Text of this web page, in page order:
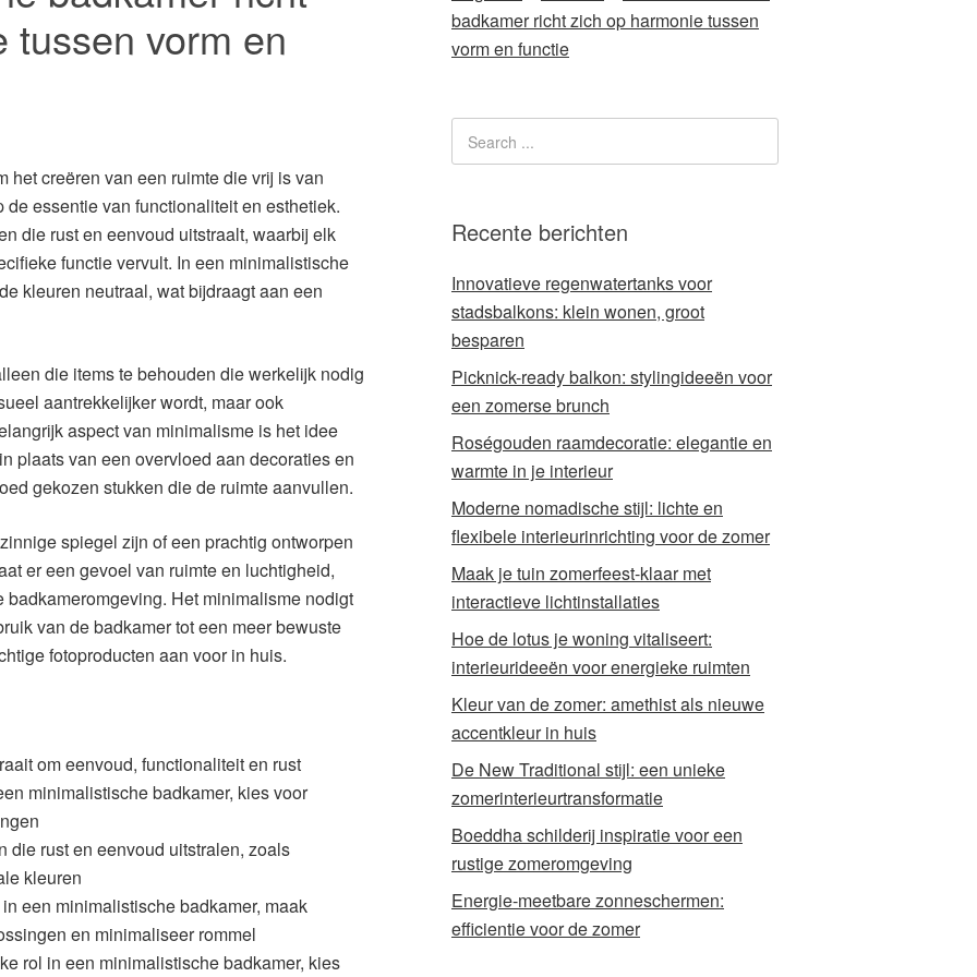
tussen vorm en
het creëren van een ruimte die vrij is van
essentie van functionaliteit en esthetiek.
die rust en eenvoud uitstraalt, waarbij elk
functie vervult. In een minimalistische
kleuren neutraal, wat bijdraagt aan een
die items te behouden die werkelijk nodig
aantrekkelijker wordt, maar ook
aspect van minimalisme is het idee
plaats van een overvloed aan decoraties en
gekozen stukken die de ruimte aanvullen.
spiegel zijn of een prachtig ontworpen
er een gevoel van ruimte en luchtigheid,
Het minimalisme nodigt
van de badkamer tot een meer bewuste
fotoproducten aan voor in huis.
om eenvoud, functionaliteit en rust
minimalistische badkamer, kies voor
die rust en eenvoud uitstralen, zoals
kleuren
een minimalistische badkamer, maak
en minimaliseer rommel
rol in een minimalistische badkamer, kies
badkamer richt zich op harmonie tussen
vorm en functie
Recente berichten
Innovatieve regenwatertanks voor
stadsbalkons: klein wonen, groot
besparen
Picknick-ready balkon: stylingideeën voor
een zomerse brunch
Roségouden raamdecoratie: elegantie en
warmte in je interieur
Moderne nomadische stijl: lichte en
flexibele interieurinrichting voor de zomer
Maak je tuin zomerfeest-klaar met
interactieve lichtinstallaties
Hoe de lotus je woning vitaliseert:
interieurideeën voor energieke ruimten
Kleur van de zomer: amethist als nieuwe
accentkleur in huis
De New Traditional stijl: een unieke
zomerinterieurtransformatie
Boeddha schilderij inspiratie voor een
rustige zomeromgeving
Energie-meetbare zonneschermen:
efficientie voor de zomer